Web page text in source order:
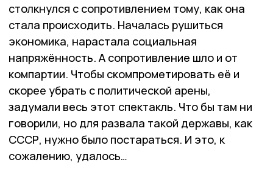
столкнулся с сопротивлением тому, как она
стала происходить. Началась рушиться
экономика, нарастала социальная
напряжённость. А сопротивление шло и от
компартии. Чтобы скомпрометировать её и
скорее убрать с политической арены,
задумали весь этот спектакль. Что бы там ни
говорили, но для развала такой державы, как
СССР, нужно было постараться. И это, к
сожалению, удалось…